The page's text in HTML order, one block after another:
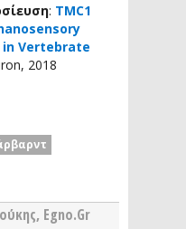
: TMC1
in Vertebrate
2018
Egno.gr